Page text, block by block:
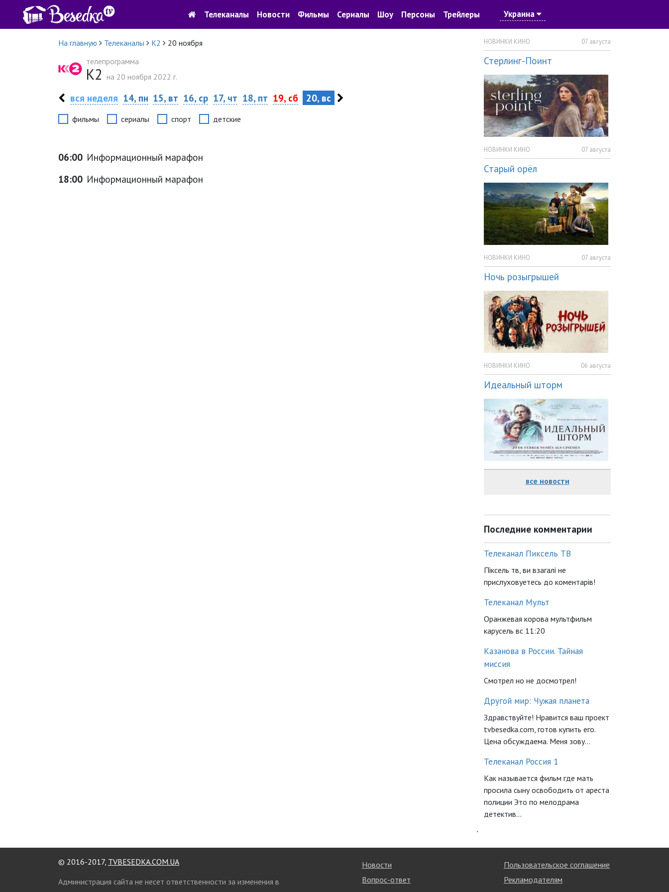
Телеканалы Новости Фильмы Сериалы Шоу Персоны Трейлеры Украина
На главную Телеканалы К2
20 ноября
телепрограмма
К2 на 20 ноября 2022 г.
вся неделя 14, пн 15, вт 16, ср 17, чт 18, пт 19, сб 20, вс
фильмы сериалы спорт детские
06:00 Информационный марафон
18:00 Информационный марафон
НОВИНКИ КИНО 07 августа
Стерлинг-Поинт
НОВИНКИ КИНО 07 августа
Старый орёл
НОВИНКИ КИНО 07 августа
Ночь розыгрышей
НОВИНКИ КИНО 06 августа
Идеальный шторм
все новости
Последние комментарии
Телеканал Пиксель ТВ
Піксель тв, ви взагалі не
прислуховуетесь до коментарів!
Телеканал Мульт
Оранжевая корова мультфильм
карусель вс 11:20
Казанова в России. Тайная
миссия
Смотрел но не досмотрел!
Другой мир: Чужая планета
Здравствуйте! Нравится ваш проект
tvbesedka.com, готов купить его.
Цена обсуждаема. Меня зову...
Телеканал Россия 1
Как называется фильм где мать
просила сыну освободить от ареста
полиции Это по мелодрама
детектив...
`
© 2016-2017, TVBESEDKA.COM.UA
Администрация сайта не несет ответственности за изменения в
Новости
Вопрос-ответ
Пользовательское соглашение
Рекламодателям